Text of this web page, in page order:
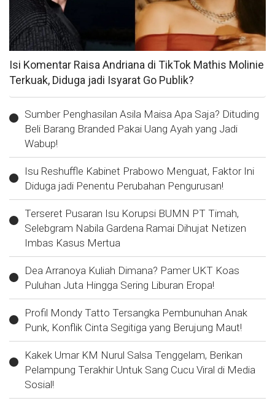
Isi Komentar Raisa Andriana di TikTok Mathis Molinie
Terkuak, Diduga jadi Isyarat Go Publik?
Sumber Penghasilan Asila Maisa Apa Saja? Dituding
Beli Barang Branded Pakai Uang Ayah yang Jadi
Wabup!
Isu Reshuffle Kabinet Prabowo Menguat, Faktor Ini
Diduga jadi Penentu Perubahan Pengurusan!
Terseret Pusaran Isu Korupsi BUMN PT Timah,
Selebgram Nabila Gardena Ramai Dihujat Netizen
Imbas Kasus Mertua
Dea Arranoya Kuliah Dimana? Pamer UKT Koas
Puluhan Juta Hingga Sering Liburan Eropa!
Profil Mondy Tatto Tersangka Pembunuhan Anak
Punk, Konflik Cinta Segitiga yang Berujung Maut!
Kakek Umar KM Nurul Salsa Tenggelam, Berikan
Pelampung Terakhir Untuk Sang Cucu Viral di Media
Sosial!